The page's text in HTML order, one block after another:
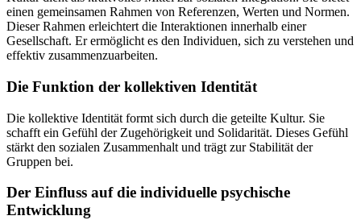
einen gemeinsamen Rahmen von Referenzen, Werten und Normen.
Dieser Rahmen erleichtert die Interaktionen innerhalb einer
Gesellschaft. Er ermöglicht es den Individuen, sich zu verstehen und
effektiv zusammenzuarbeiten.
Die Funktion der kollektiven Identität
Die kollektive Identität formt sich durch die geteilte Kultur. Sie
schafft ein Gefühl der Zugehörigkeit und Solidarität. Dieses Gefühl
stärkt den sozialen Zusammenhalt und trägt zur Stabilität der
Gruppen bei.
Der Einfluss auf die individuelle psychische
Entwicklung